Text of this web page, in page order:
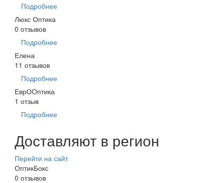
Подробнее
Люкс Оптика
0 отзывов
Подробнее
Елена
11 отзывов
Подробнее
ЕврООптика
1 отзыв
Подробнее
Доставляют в регион
Перейти на сайт
ОптикБокс
0 отзывов